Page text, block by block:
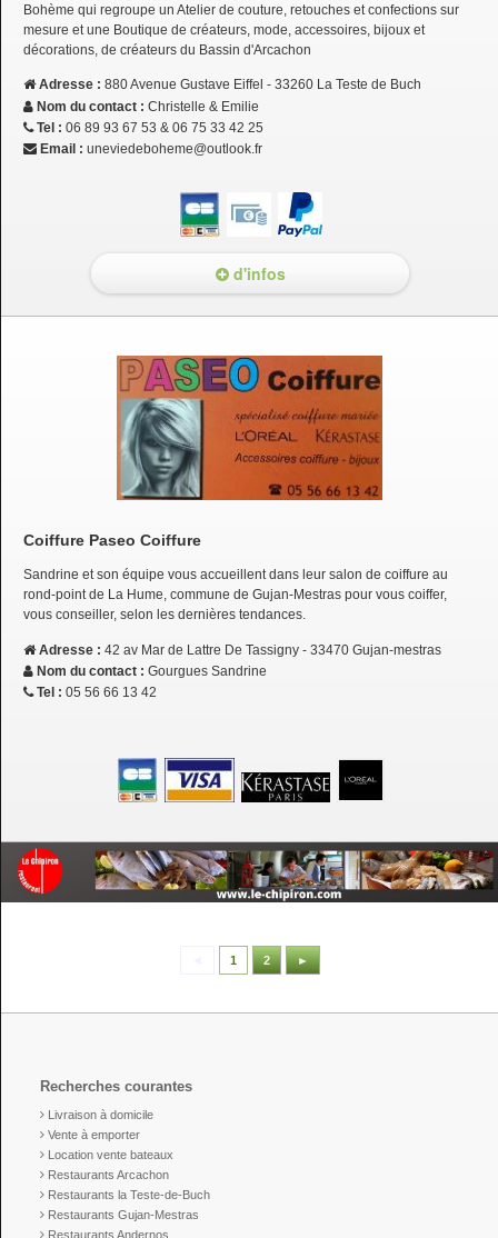
Bohème qui regroupe un Atelier de couture, retouches et confections sur
mesure et une Boutique de créateurs, mode, accessoires, bijoux et
décorations, de créateurs du Bassin d'Arcachon
Adresse : 880 Avenue Gustave Eiffel - 33260 La Teste de Buch
Nom du contact : Christelle & Emilie
Tel : 06 89 93 67 53 & 06 75 33 42 25
Email : uneviedeboheme@outlook.fr
d'infos
Coiffure Paseo Coiffure
Sandrine et son équipe vous accueillent dans leur salon de coiffure au
rond-point de La Hume, commune de Gujan-Mestras pour vous coiffer,
vous conseiller, selon les dernières tendances.
Adresse : 42 av Mar de Lattre De Tassigny - 33470 Gujan-mestras
Nom du contact : Gourgues Sandrine
Tel : 05 56 66 13 42
1 2 ►
Recherches courantes
Livraison à domicile
Vente à emporter
Location vente bateaux
Restaurants Arcachon
Restaurants la Teste-de-Buch
Restaurants Gujan-Mestras
Restaurants Andernos